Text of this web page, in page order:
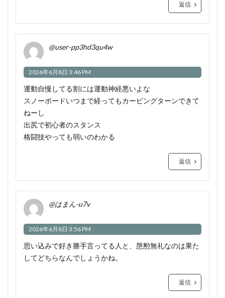
返信
@user-pp3hd3qu4w
2026年6月8日 3:46 PM
運動自慢してる割には運動神経悪いよな
スノーボードいつまで経ってもカービングターンできて
ねーし
出尻で初心者のスタンス
格闘技やっても弱いのわかる
返信
@はまん-u7v
2026年6月8日 3:56 PM
思い込みで好き勝手言ってる人と、慇懃無礼なのは果た
してどちらなんでしょうかね。
返信